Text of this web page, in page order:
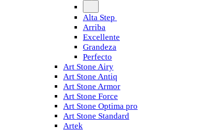
Alta Step
Arriba
Excellente
Grandeza
Perfecto
Art Stone Airy
Art Stone Antiq
Art Stone Armor
Art Stone Force
Art Stone Optima pro
Art Stone Standard
Artek